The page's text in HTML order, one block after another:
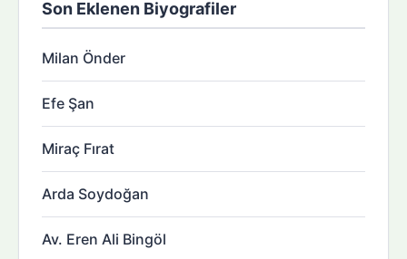
Son Eklenen Biyografiler
Milan Önder
Efe Şan
Miraç Fırat
Arda Soydoğan
Av. Eren Ali Bingöl